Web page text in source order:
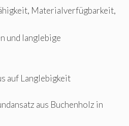
Materialverfügbarkeit,
und langlebige
auf Langlebigkeit
aus Buchenholz in